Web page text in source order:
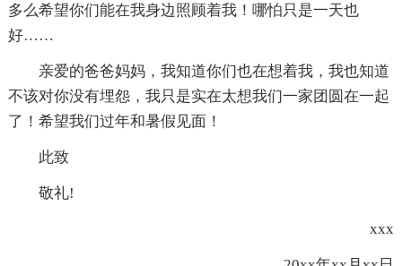
多么希望你们能在我身边照顾着我！哪怕只是一天也
好……
亲爱的爸爸妈妈，我知道你们也在想着我，我也知道
不该对你没有埋怨，我只是实在太想我们一家团圆在一起
了！希望我们过年和暑假见面！
此致
敬礼!
xxx